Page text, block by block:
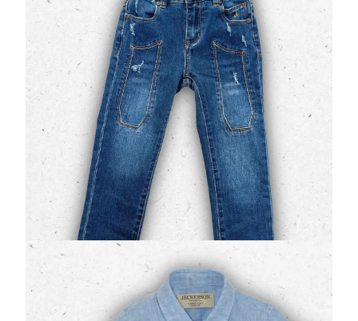
Iconiche - 2/7 Anni
(0 Valutazioni)
Jeckerson
Jeans e Pantaloni Bambino
Il fascino del vero denim incontra il design
leggendario: iljeans Jeckerson JB5617è il capo
iconico per eccellenza. Caratterizzato …
95,00 € 66,50 €
Camicia Neonati Jeckerson in Lino Celeste
Oxford con Bottoni a Contrasto
(0 Valutazioni)
Jeckerson
Camicie